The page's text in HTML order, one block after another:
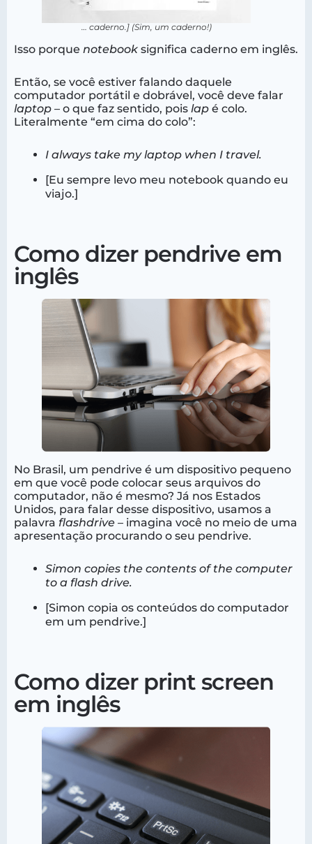
… caderno.] (Sim, um caderno!)
Isso porque notebook significa caderno em inglês.
Então, se você estiver falando daquele
computador portátil e dobrável, você deve falar
laptop – o que faz sentido, pois lap é colo.
Literalmente “em cima do colo”:
I always take my laptop when I travel.
[Eu sempre levo meu notebook quando eu
viajo.]
Como dizer pendrive em
inglês
No Brasil, um pendrive é um dispositivo pequeno
em que você pode colocar seus arquivos do
computador, não é mesmo? Já nos Estados
Unidos, para falar desse dispositivo, usamos a
palavra flashdrive – imagina você no meio de uma
apresentação procurando o seu pendrive.
Simon copies the contents of the computer
to a flash drive.
[Simon copia os conteúdos do computador
em um pendrive.]
Como dizer print screen
em inglês